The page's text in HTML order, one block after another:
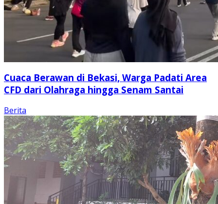
Cuaca Berawan di Bekasi, Warga Padati Area
CFD dari Olahraga hingga Senam Santai
Berita